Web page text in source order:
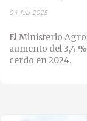
04-feb-2025
El Ministerio
aumento del 3,4
cerdo en 2024.